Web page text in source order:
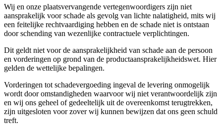
Wij en onze plaatsvervangende vertegenwoordigers zijn niet
aansprakelijk voor schade als gevolg van lichte nalatigheid, mits wij
een feitelijke rechtvaardiging hebben en de schade niet is ontstaan
door schending van wezenlijke contractuele verplichtingen.
Dit geldt niet voor de aansprakelijkheid van schade aan de persoon
en vorderingen op grond van de productaansprakelijkheidswet. Hier
gelden de wettelijke bepalingen.
Vorderingen tot schadevergoeding ingeval de levering onmogelijk
wordt door omstandigheden waarvoor wij niet verantwoordelijk zijn
en wij ons geheel of gedeeltelijk uit de overeenkomst terugtrekken,
zijn uitgesloten voor zover wij kunnen bewijzen dat ons geen schuld
treft.